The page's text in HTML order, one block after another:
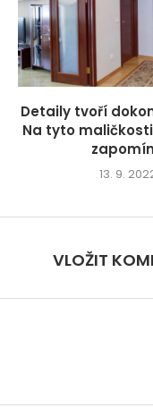
Detaily tvoří
Na tyto
13. 9.
VLOŽIT